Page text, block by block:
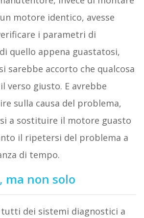
motore identico, avesse
i parametri di
quello appena guastatosi,
sarebbe accorto che qualcosa
verso giusto. E avrebbe
sulla causa del problema,
a sostituire il motore guasto
il ripetersi del problema a
di tempo.
ma non solo
dei sistemi diagnostici a